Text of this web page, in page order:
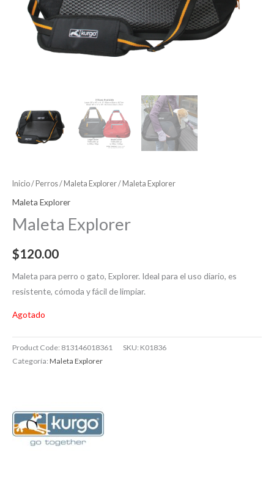
Inicio/Perros/Maleta Explorer/ Maleta Explorer
Maleta Explorer
Maleta Explorer
$120.00
Maleta para perro o gato, Explorer. Ideal para el uso diario, es
resistente, cómoda y fácil de limpiar.
Agotado
Product Code: 813146018361 SKU: K01836
Categoría:Maleta Explorer